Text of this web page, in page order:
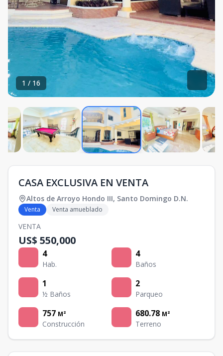
1 / 16
CASA EXCLUSIVA EN VENTA
Altos de Arroyo Hondo III, Santo Domingo D.N.
Venta Venta amueblado
VENTA
US$ 550,000
4
Hab.
4
Baños
1
½ Baños
2
Parqueo
757 M²
Construcción
680.78 M²
Terreno